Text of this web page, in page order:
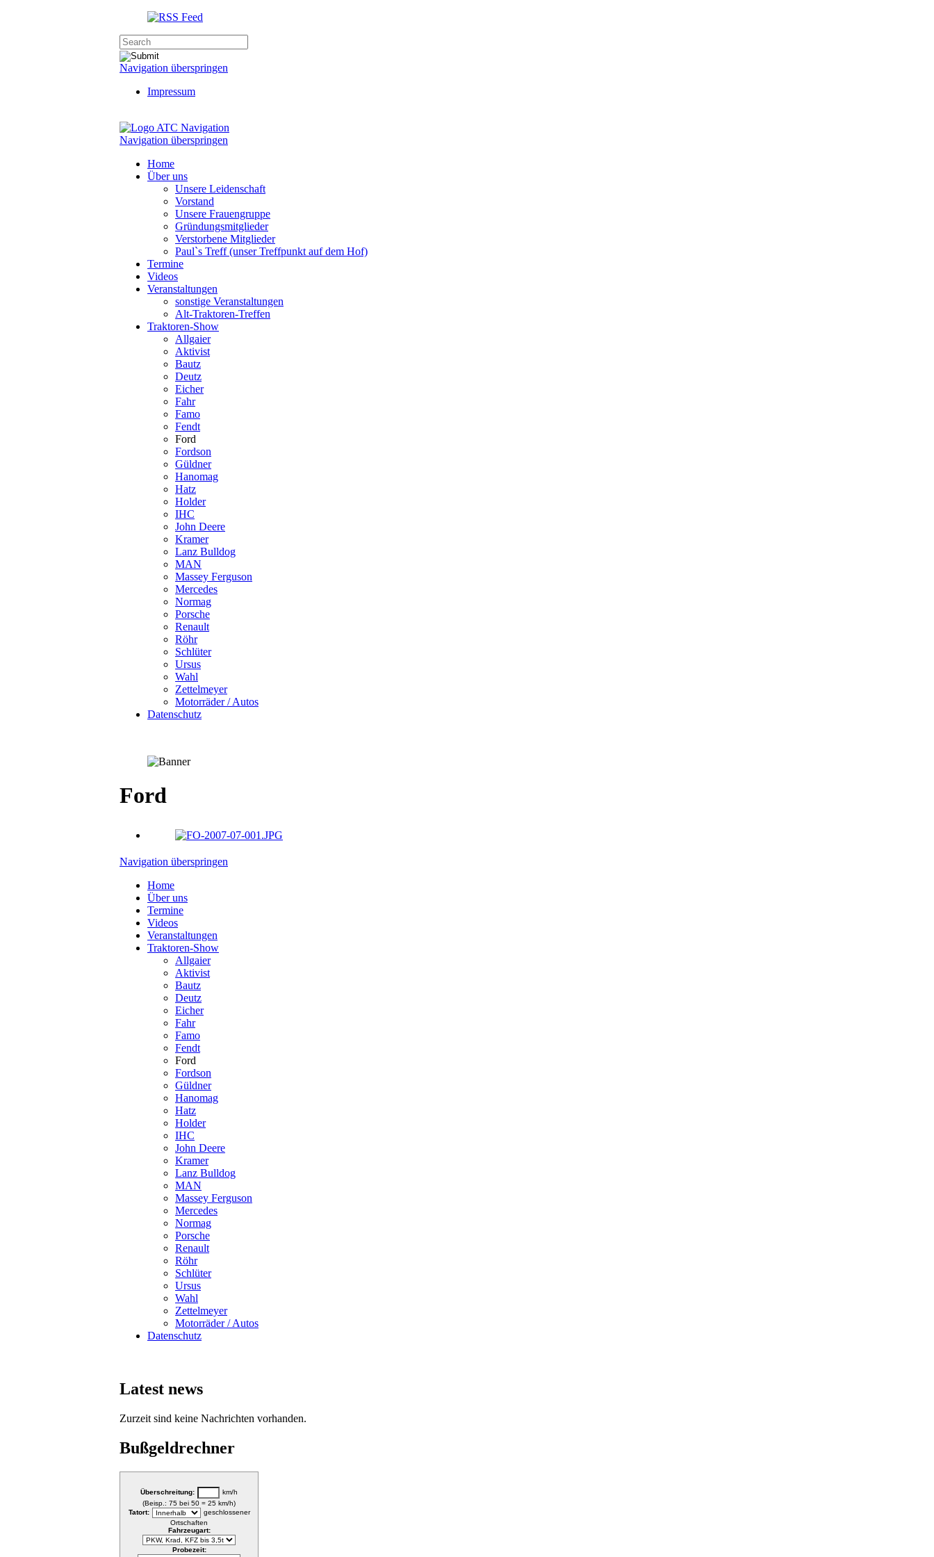
Navigation überspringen
Impressum
Navigation
Navigation überspringen
Home
Über uns
Unsere Leidenschaft
Vorstand
Unsere Frauengruppe
Gründungsmitglieder
Verstorbene Mitglieder
Paul`s Treff (unser Treffpunkt auf dem Hof)
Termine
Videos
Veranstaltungen
sonstige Veranstaltungen
Alt-Traktoren-Treffen
Traktoren-Show
Allgaier
Aktivist
Bautz
Deutz
Eicher
Fahr
Famo
Fendt
Ford
Fordson
Güldner
Hanomag
Hatz
Holder
IHC
John Deere
Kramer
Lanz Bulldog
MAN
Massey Ferguson
Mercedes
Normag
Porsche
Renault
Röhr
Schlüter
Ursus
Wahl
Zettelmeyer
Motorräder / Autos
Datenschutz
Ford
Navigation überspringen
Home
Über uns
Termine
Videos
Veranstaltungen
Traktoren-Show
Allgaier
Aktivist
Bautz
Deutz
Eicher
Fahr
Famo
Fendt
Ford
Fordson
Güldner
Hanomag
Hatz
Holder
IHC
John Deere
Kramer
Lanz Bulldog
MAN
Massey Ferguson
Mercedes
Normag
Porsche
Renault
Röhr
Schlüter
Ursus
Wahl
Zettelmeyer
Motorräder / Autos
Datenschutz
Latest news
Zurzeit sind keine Nachrichten vorhanden.
Bußgeldrechner
Überschreitung:
km/h
(Beisp.: 75 bei 50 = 25 km/h)
Tatort:
geschlossener
Ortschaften
Fahrzeugart:
Probezeit: